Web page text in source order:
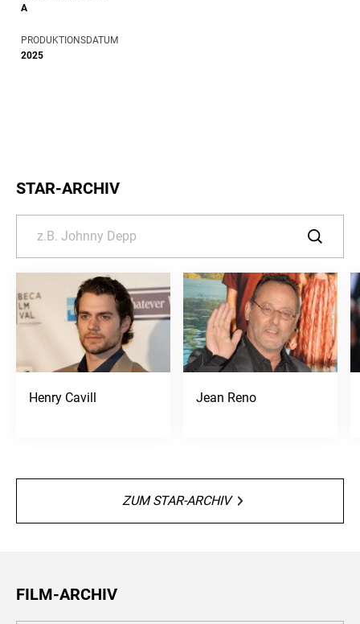
A
PRODUKTIONSDATUM
2025
STAR-ARCHIV
Henry Cavill Jean Reno
ZUM STAR-ARCHIV
FILM-ARCHIV